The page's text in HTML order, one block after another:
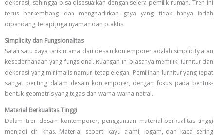
dekorasi, sehingga bisa disesuaikan dengan selera pemilik rumah. Tren ini
terus berkembang dan menghadirkan gaya yang tidak hanya indah
dipandang, tetapi juga nyaman dan praktis.
Simplicity dan Fungsionalitas
Salah satu daya tarik utama dari desain kontemporer adalah simplicity atau
kesederhanaan yang fungsional. Ruangan ini biasanya memiliki furnitur dan
dekorasi yang minimalis namun tetap elegan. Pemilihan furnitur yang tepat
sangat penting dalam desain kontemporer, dengan fokus pada bentuk-
bentuk geometris yang tegas dan warna-warna netral.
Material Berkualitas Tinggi
Dalam tren desain kontemporer, penggunaan material berkualitas tinggi
menjadi ciri khas. Material seperti kayu alami, logam, dan kaca sering